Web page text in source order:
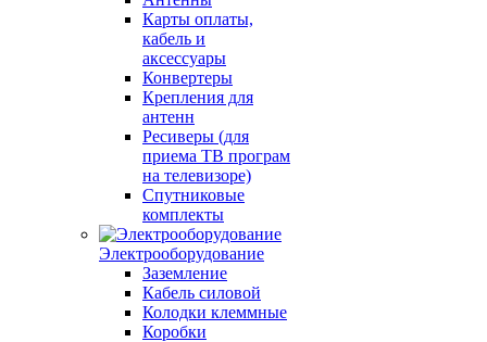
Карты оплаты,
кабель и
аксессуары
Конвертеры
Крепления для
антенн
Ресиверы (для
приема ТВ програм
на телевизоре)
Спутниковые
комплекты
Электрооборудование
Заземление
Кабель силовой
Колодки клеммные
Коробки